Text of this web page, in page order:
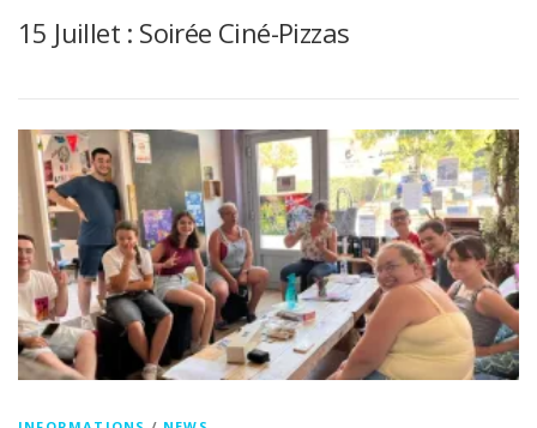
15 Juillet : Soirée Ciné-Pizzas